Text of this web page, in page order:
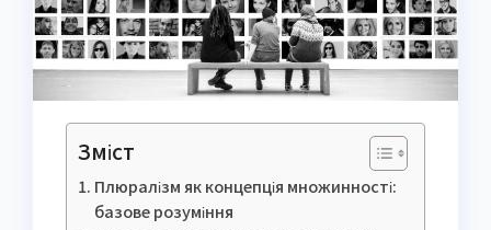
Зміст
Плюралізм як концепція множинності:
базове розуміння